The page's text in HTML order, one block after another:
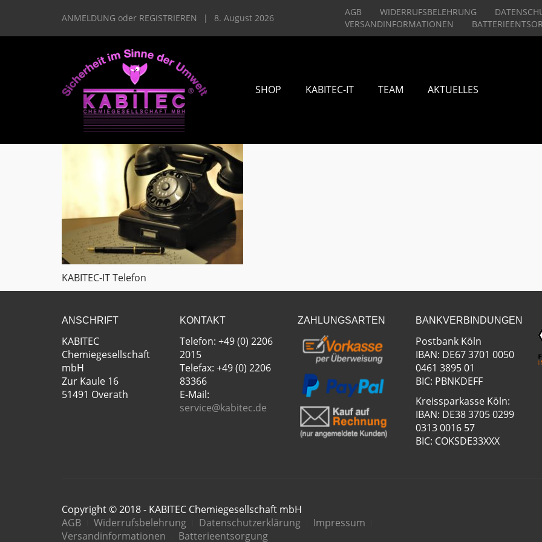
ANMELDUNG oder REGISTRIEREN | 8. August 2026
AGB WIDERRUFSBELEHRUNG
VERSANDINFORMATIONEN
SHOP KABITEC-IT TEAM AKTUELLES
KABITEC-IT Telefon
ANSCHRIFT
KABITEC
Chemiegesellschaft
mbH
Zur Kaule 16
51491 Overath
KONTAKT
Telefon: +49 (0) 2206
2015
Telefax: +49 (0) 2206
83366
E-Mail:
service@kabitec.de
ZAHLUNGSARTEN BANKVERBINDUNGEN
Postbank Köln
IBAN: DE67 3701 0050
0461 3895 01
BIC: PBNKDEFF
Kreissparkasse Köln:
IBAN: DE38 3705 0299
0313 0016 57
BIC: COKSDE33XXX
Copyright © 2018 - KABITEC Chemiegesellschaft mbH
AGB
Widerrufsbelehrung Datenschutzerklärung
Impressum
Versandinformationen
Batterieentsorgung